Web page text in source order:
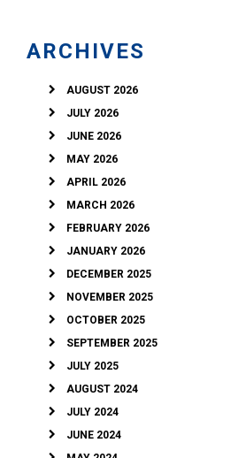
ARCHIVES
AUGUST 2026
JULY 2026
JUNE 2026
MAY 2026
APRIL 2026
MARCH 2026
FEBRUARY 2026
JANUARY 2026
DECEMBER 2025
NOVEMBER 2025
OCTOBER 2025
SEPTEMBER 2025
JULY 2025
AUGUST 2024
JULY 2024
JUNE 2024